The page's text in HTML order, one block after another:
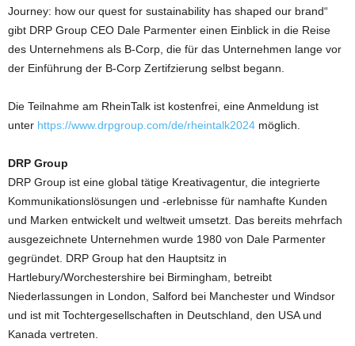
Journey: how our quest for sustainability has shaped our brand“
gibt DRP Group CEO Dale Parmenter einen Einblick in die Reise
des Unternehmens als B-Corp, die für das Unternehmen lange vor
der Einführung der B-Corp Zertifzierung selbst begann.
Die Teilnahme am RheinTalk ist kostenfrei, eine Anmeldung ist
unter https://www.drpgroup.com/de/rheintalk2024 möglich.
DRP Group
DRP Group ist eine global tätige Kreativagentur, die integrierte
Kommunikationslösungen und -erlebnisse für namhafte Kunden
und Marken entwickelt und weltweit umsetzt. Das bereits mehrfach
ausgezeichnete Unternehmen wurde 1980 von Dale Parmenter
gegründet. DRP Group hat den Hauptsitz in
Hartlebury/Worchestershire bei Birmingham, betreibt
Niederlassungen in London, Salford bei Manchester und Windsor
und ist mit Tochtergesellschaften in Deutschland, den USA und
Kanada vertreten.